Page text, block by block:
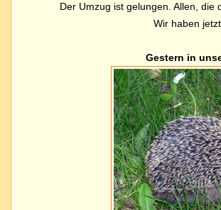
Der Umzug ist gelungen. Allen,
Wir haben
Gestern in